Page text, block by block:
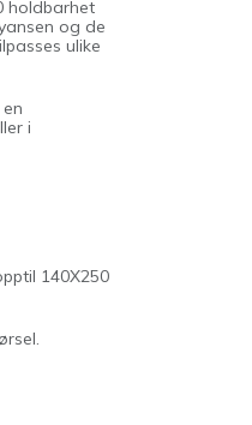
holdbarhet
og de
ulike
i
140X250